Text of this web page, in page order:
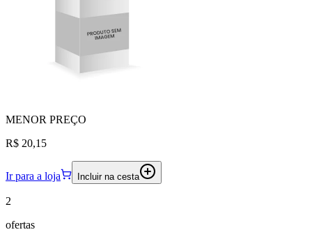
MENOR PREÇO
R$ 20,15
Ir para a loja Incluir na cesta
2
ofertas